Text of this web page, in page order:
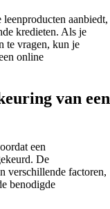
aanbiedt,
kredieten. Als je
te vragen, kun je
online
van een
een
De
verschillende factoren,
benodigde